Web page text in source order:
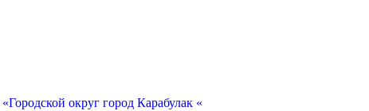
округ город Карабулак «